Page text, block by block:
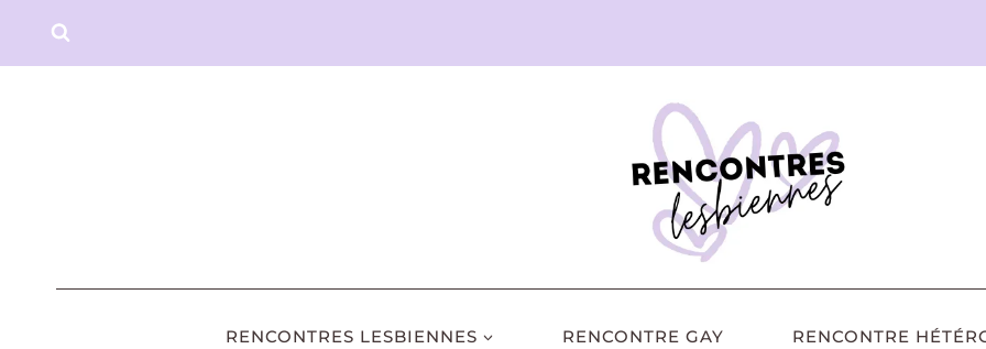
contenu
RENCONTRES LESBIENNES RENCONTRE GAY RENCONTRE